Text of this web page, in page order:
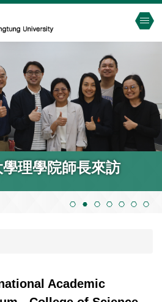
理學院師長來訪
Academic